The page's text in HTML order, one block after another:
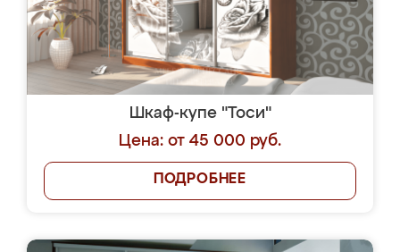
Шкаф-купе "Тоси"
Цена: от 45 000 руб.
ПОДРОБНЕЕ